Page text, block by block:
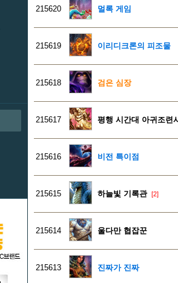
215620 멀록 게임
215619 이리디크론의 피조물
215618 검은 심장
215617 평행 시간대 아귀조련
215616 비전 특이점
215615 하늘빛 기록관 [2]
215614 울다만 협잡꾼
215613 진짜가 진짜